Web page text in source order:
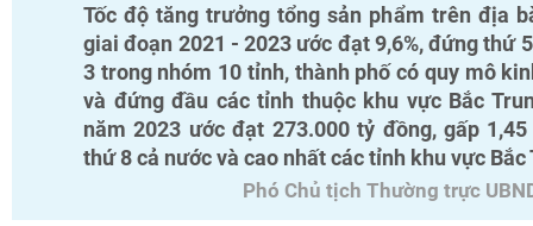
Tốc độ tăng trưởng tổng sản phẩm trên địa
giai đoạn 2021 - 2023 ước đạt 9,6%, đứng thứ
3 trong nhóm 10 tỉnh, thành phố có quy mô
và đứng đầu các tỉnh thuộc khu vực Bắc
năm 2023 ước đạt 273.000 tỷ đồng, gấp
thứ 8 cả nước và cao nhất các tỉnh khu vực Bắc
Phó Chủ tịch Thường trực